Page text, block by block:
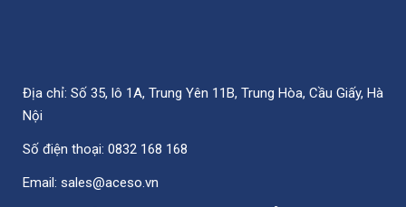
Địa chỉ: Số 35, lô 1A, Trung Yên 11B, Trung Hòa, Cầu Giấy, Hà
Nội
Số điện thoại: 0832 168 168
Email: sales@aceso.vn